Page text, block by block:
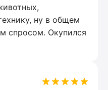
ну в общем
спросом. Окупился